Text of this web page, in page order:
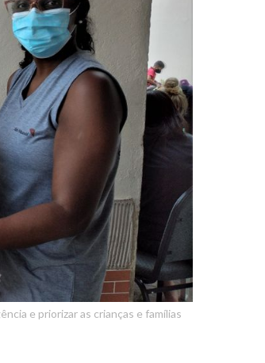
e priorizar as crianças e famílias